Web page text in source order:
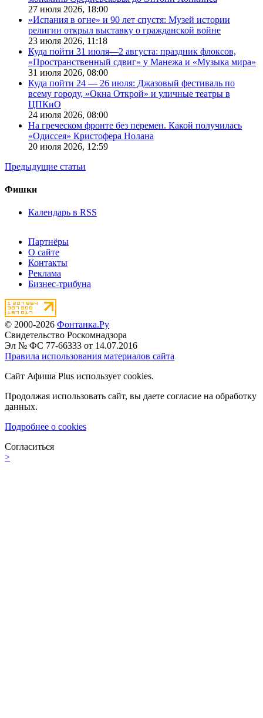
27 июля 2026, 18:00
«Испания в огне» и 90 лет спустя: Музей истории
религии открыл выставку о гражданской войне
23 июля 2026, 11:18
Куда пойти 31 июля—2 августа: праздник флоксов,
«Пространственный сдвиг» у Манежа и «Музыка мира»
31 июля 2026, 08:00
Куда пойти 24 — 26 июля: Джазовый фестиваль по
всему городу, «Окна Открой» и уличные театры в
ЦПКиО
24 июля 2026, 08:00
На греческом фронте без перемен. Какой получилась
«Одиссея» Кристофера Нолана
20 июля 2026, 12:59
Предыдущие статьи
Фишки
Календарь в RSS
Партнёры
О сайте
Контакты
Реклама
Бизнес-трибуна
© 2000-2026 Фонтанка.Ру
Свидетельство Роскомнадзора
Эл № ФС 77-66333 от 14.07.2016
Правила использования материалов сайта
Сайт Афиша Plus использует cookies.
Продолжая использовать сайт, вы даете согласие на обработку
данных.
Подробнее о cookies
Согласиться
>